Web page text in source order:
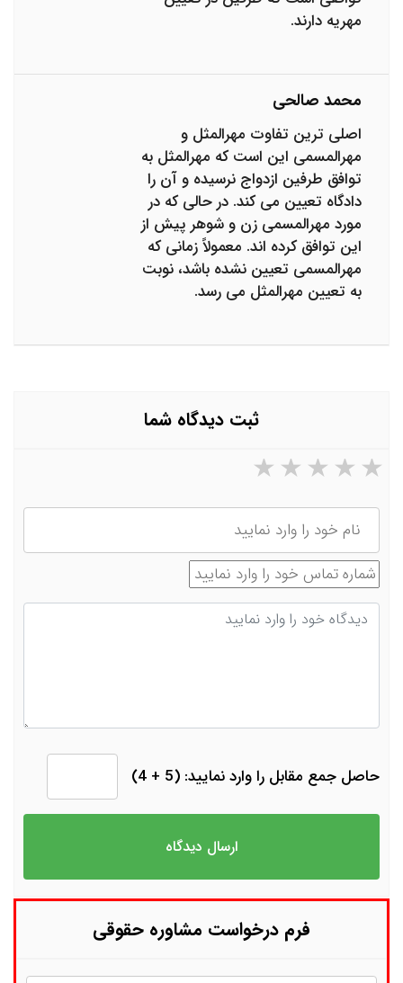
مهریه دارند.
محمد صالحی
اصلی ترین تفاوت مهرالمثل و
مهرالمسمی این است که مهرالمثل به
توافق طرفین ازدواج نرسیده و آن را
دادگاه تعیین می کند. در حالی که در
مورد مهرالمسمی زن و شوهر پیش از
این توافق کرده اند. معمولاً زمانی که
مهرالمسمی تعیین نشده باشد، نوبت
به تعیین مهرالمثل می رسد.
ثبت دیدگاه شما
۵ ستاره از ۵ ۴ ستاره از ۵ ۳ ستاره از ۵ ۲ ستاره از ۵
نام
شماره تماس
دیدگاه
حاصل جمع مقابل را وارد نمایید: (5 + 4)
فرم درخواست مشاوره حقوقی